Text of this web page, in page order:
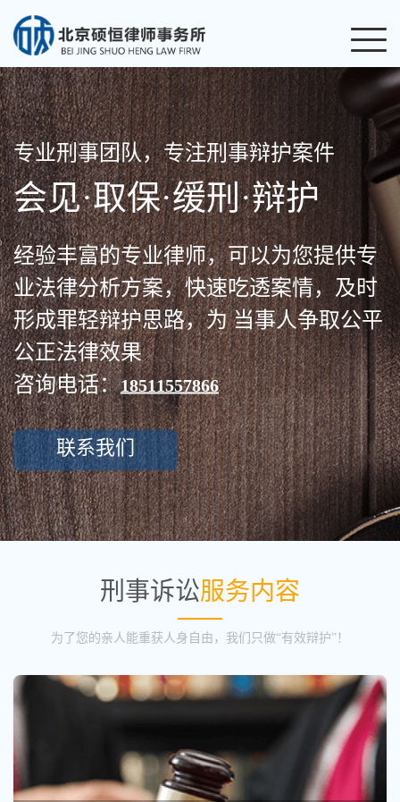
专业刑事团队，专注刑事辩护案件
会见·取保·缓刑·辩护
经验丰富的专业律师，可以为您提供专
业法律分析方案，快速吃透案情，及时
形成罪轻辩护思路，为 当事人争取公平
公正法律效果
咨询电话：18511557866
联系我们
刑事诉讼服务内容
为了您的亲人能重获人身自由，我们只做“有效辩护”！